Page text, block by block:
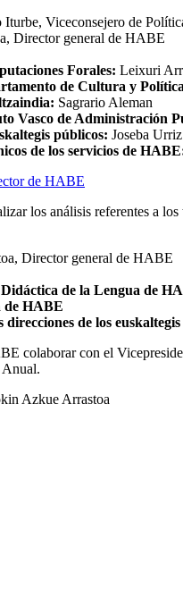
Viceconsejero de
Director general de HABE
Forales: Leixuri
de Cultura y
Sagrario Aleman
Vasco de Administración
públicos: Joseba
de los servicios de
de HABE
los análisis referentes a
Director general de HABE
de la Lengua de
de HABE
direcciones de los euskaltegis
colaborar con el
Azkue Arrastoa